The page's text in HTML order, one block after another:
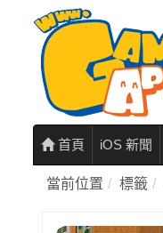
首頁 iOS 新聞
當前位置 標籤